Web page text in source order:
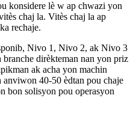
konsidere lè w ap chwazi yon
chaj la. Vitès chaj la ap
rechaje.
Nivo 1, Nivo 2, ak Nivo 3
dirèkteman nan yon priz
ak acha yon machin
40-50 èdtan pou chaje
bon solisyon pou operasyon